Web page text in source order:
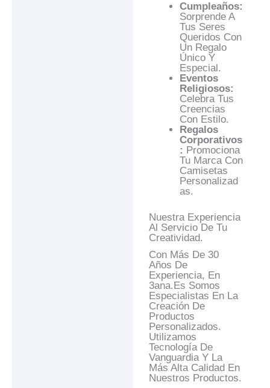
Cumpleaños:
Sorprende A
Tus Seres
Queridos Con
Un Regalo
Único Y
Especial.
Eventos
Religiosos:
Celebra Tus
Creencias
Con Estilo.
Regalos
Corporativos
: Promociona
Tu Marca Con
Camisetas
Personalizad
As.
Nuestra Experiencia
Al Servicio De Tu
Creatividad.
Con Más De 30
Años De
Experiencia, En
3ana.es Somos
Especialistas En La
Creación De
Productos
Personalizados.
Utilizamos
Tecnología De
Vanguardia Y La
Más Alta Calidad En
Nuestros Productos.